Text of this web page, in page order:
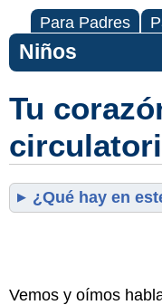
Para Padres
Niños
Tu
¿Qué hay en
Vemos y oímos